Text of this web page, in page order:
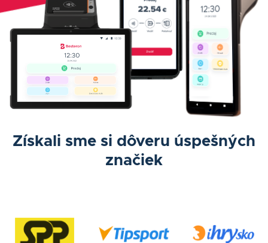
Získali sme si dôveru úspešných
značiek